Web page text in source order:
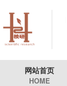
网站首页
HOME